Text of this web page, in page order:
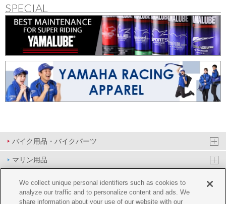
SPECIAL
バイク用品・バイクパーツ
マリン用品
PAS/YPJ用品
その他用品
We collect unique personal identifiers such as cookies to
analyze our traffic and to personalize content and ads. We
share information about your use of our website with our